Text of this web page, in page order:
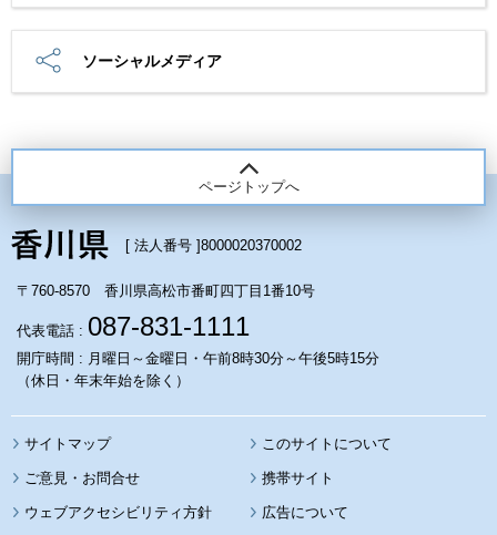
ソーシャルメディア
ページトップへ
[ 法人番号 ]8000020370002
〒760-8570 香川県高松市番町四丁目1番10号
代表電話 : 087-831-1111
開庁時間 : 月曜日～金曜日・午前8時30分～午後5時15分
（休日・年末年始を除く）
サイトマップ このサイトについて
携帯サイト
ウェブアクセシビリティ方針 広告について